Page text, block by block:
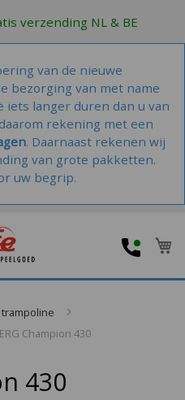
verzending NL & BE
van de nieuwe
bezorging van met name
langer duren dan u van
rekening met een
. Daarnaast rekenen wij
van grote pakketten.
uw begrip.
trampoline
Champion 430
430